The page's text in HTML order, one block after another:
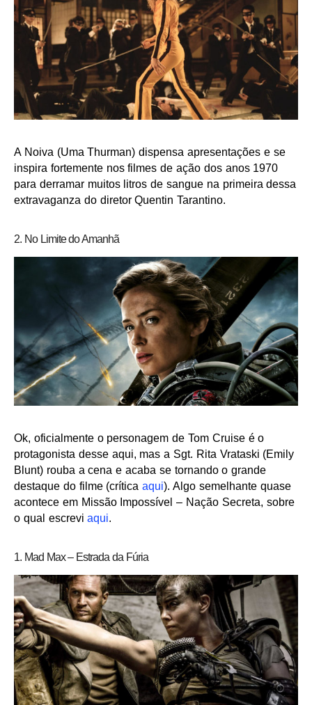
A Noiva (Uma Thurman) dispensa apresentações e se
inspira fortemente nos filmes de ação dos anos 1970
para derramar muitos litros de sangue na primeira dessa
extravaganza do diretor Quentin Tarantino.
2. No Limite do Amanhã
Ok, oficialmente o personagem de Tom Cruise é o
protagonista desse aqui, mas a Sgt. Rita Vrataski (Emily
Blunt) rouba a cena e acaba se tornando o grande
destaque do filme (críticaaqui). Algo semelhante quase
acontece em Missão Impossível – Nação Secreta, sobre
o qual escreviaqui.
1. Mad Max – Estrada da Fúria